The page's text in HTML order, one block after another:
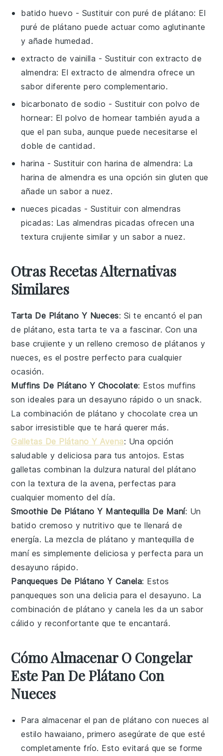
batido huevo - Sustituir con puré de plátano: El
puré de plátano puede actuar como aglutinante
y añade humedad.
extracto de vainilla - Sustituir con extracto de
almendra: El extracto de almendra ofrece un
sabor diferente pero complementario.
bicarbonato de sodio - Sustituir con polvo de
hornear: El polvo de hornear también ayuda a
que el pan suba, aunque puede necesitarse el
doble de cantidad.
harina - Sustituir con harina de almendra: La
harina de almendra es una opción sin gluten que
añade un sabor a nuez.
nueces picadas - Sustituir con almendras
picadas: Las almendras picadas ofrecen una
textura crujiente similar y un sabor a nuez.
Otras Recetas Alternativas
Similares
Tarta De Plátano Y Nueces: Si te encantó el pan
de plátano, esta tarta te va a fascinar. Con una
base crujiente y un relleno cremoso de plátanos y
nueces, es el postre perfecto para cualquier
ocasión.
Muffins De Plátano Y Chocolate: Estos muffins
son ideales para un desayuno rápido o un snack.
La combinación deplátano ychocolate crea un
sabor irresistible que te hará querer más.
Galletas De Plátano Y Avena: Una opción
saludable y deliciosa para tus antojos. Estas
galletas combinan la dulzura natural del plátano
con la textura de la avena, perfectas para
cualquier momento del día.
Smoothie De Plátano Y Mantequilla De Maní: Un
batido cremoso y nutritivo que te llenará de
energía. La mezcla deplátano ymantequilla de
maníes simplemente deliciosa y perfecta para un
desayuno rápido.
Panqueques De Plátano Y Canela: Estos
panqueques son una delicia para el desayuno. La
combinación de plátano y canela les da un sabor
cálido y reconfortante que te encantará.
Cómo Almacenar O Congelar
Este Pan De Plátano Con
Nueces
Para almacenar elpan de plátano con nueces al
estilo hawaiano, primero asegúrate de que esté
completamente frío. Esto evitará que se forme